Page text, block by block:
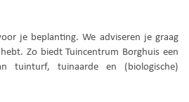
je beplanting. We adviseren je graag
Zo biedt Tuincentrum Borghuis een
tuinturf, tuinaarde en (biologische)